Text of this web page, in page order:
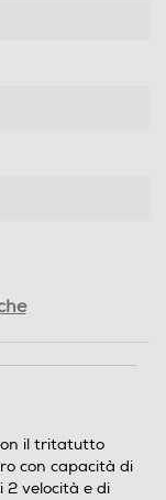
il tritatutto
con capacità di
2 velocità e di